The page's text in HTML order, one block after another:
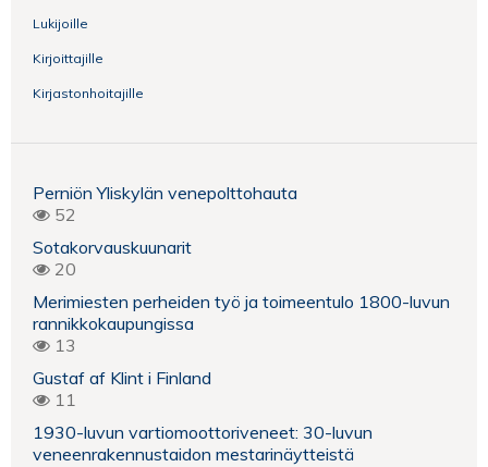
Lukijoille
Kirjoittajille
Kirjastonhoitajille
Perniön Yliskylän venepolttohauta
52
Sotakorvauskuunarit
20
Merimiesten perheiden työ ja toimeentulo 1800-luvun
rannikkokaupungissa
13
Gustaf af Klint i Finland
11
1930-luvun vartiomoottoriveneet: 30-luvun
veneenrakennustaidon mestarinäytteistä